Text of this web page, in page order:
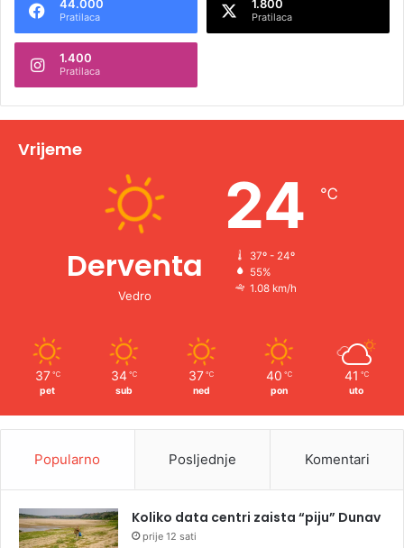
44.000
Pratilaca
1.800
Pratilaca
1.400
Pratilaca
Vrijeme
Derventa
Vedro
24 ℃
37º - 24º
55%
1.08 km/h
37 ℃
pet
34 ℃
sub
37 ℃
ned
40 ℃
pon
41 ℃
uto
Popularno Posljednje Komentari
Koliko data centri zaista “piju” Dunav
prije 12 sati